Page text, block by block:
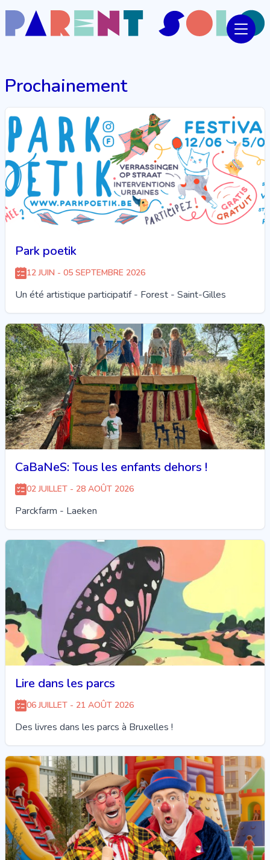
Prochainement
Park poetik
12 JUIN - 05 SEPTEMBRE 2026
Un été artistique participatif - Forest - Saint-Gilles
CaBaNeS: Tous les enfants dehors !
02 JUILLET - 28 AOÛT 2026
Parckfarm - Laeken
Lire dans les parcs
06 JUILLET - 21 AOÛT 2026
Des livres dans les parcs à Bruxelles !